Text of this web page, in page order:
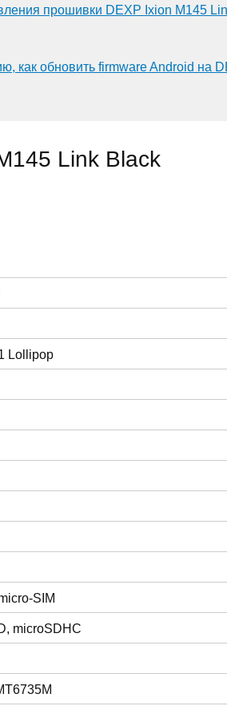
прошивки DEXP Ixion M145
как обновить firmware Android на
Link Black
Lollipop
SIM
microSDHC